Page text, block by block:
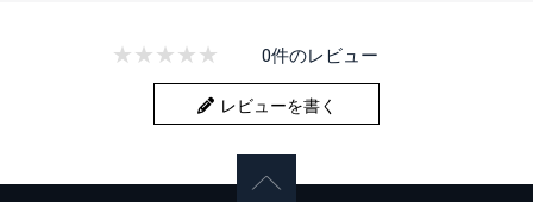
0件のレビュー
レビューを書く